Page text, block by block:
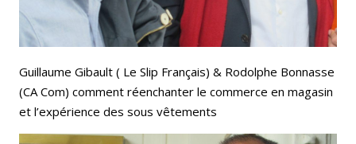
Guillaume Gibault ( Le Slip Français) & Rodolphe Bonnasse
(CA Com) comment réenchanter le commerce en magasin
et l’expérience des sous vêtements